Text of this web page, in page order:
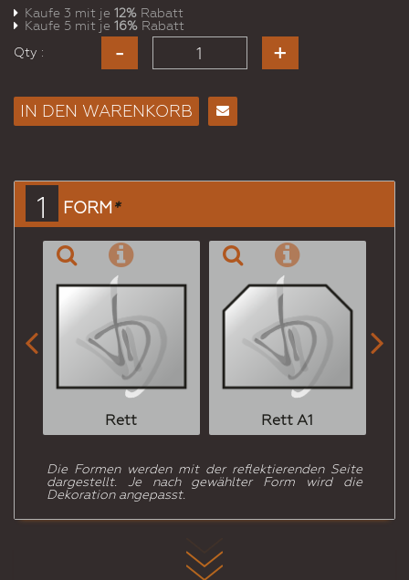
Kaufe 3 mit je 12% Rabatt
Kaufe 5 mit je 16% Rabatt
Qty :
IN DEN WARENKORB
1 FORM*
Rett Rett A1
 
Die Formen werden mit der reflektierenden Seite
dargestellt. Je nach gewählter Form wird die
Dekoration angepasst.